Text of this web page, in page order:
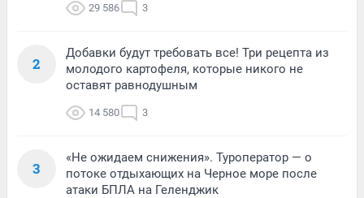
29 586 3
2
Добавки будут требовать все! Три рецепта из
молодого картофеля, которые никого не
оставят равнодушным
14 580 3
3
«Не ожидаем снижения». Туроператор — о
потоке отдыхающих на Черное море после
атаки БПЛА на Геленджик